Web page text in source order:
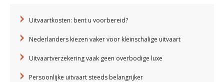
Uitvaartkosten: bent u voorbereid?
Nederlanders kiezen vaker voor kleinschalige uitvaart
Uitvaartverzekering vaak geen overbodige luxe
Persoonlijke uitvaart steeds belangrijker